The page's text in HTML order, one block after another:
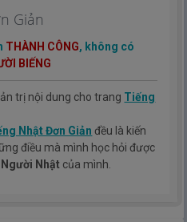
Giản
THÀNH CÔNG, không có
BIẾNG
trị nội dung cho trang Tiếng
Nhật Đơn Giản đều là kiến
điều mà mình học hỏi được
Người Nhật của mình.
mình có được sẽ giúp các bạn